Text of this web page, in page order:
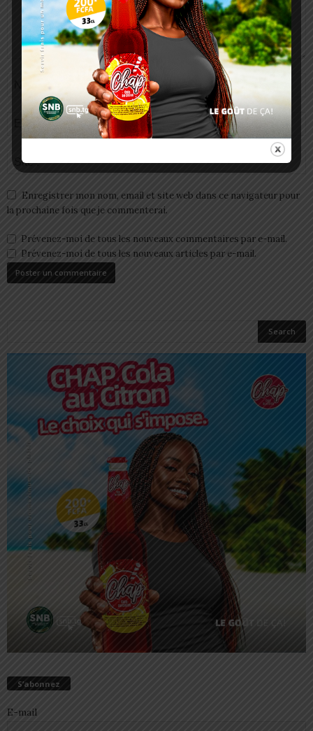
Enregistrer mon nom, email et site web dans ce navigateur pour
la prochaine fois que je commenterai.
Prévenez-moi de tous les nouveaux commentaires par e-mail.
Prévenez-moi de tous les nouveaux articles par e-mail.
S’abonnez
E-mail